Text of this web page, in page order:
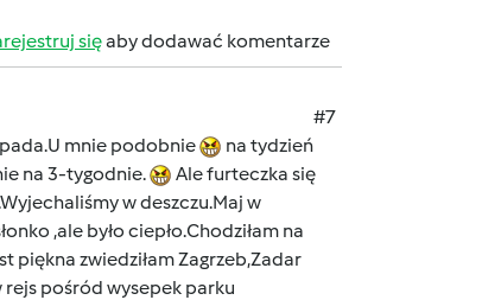
sięaby dodawać komentarze
#7
mnie podobnie
na tydzień
na 3-tygodnie.
Ale furteczka się
w deszczu.Maj w
,ale było ciepło.Chodziłam na
piękna zwiedziłam Zagrzeb,Zadar
rejs pośród wysepek parku